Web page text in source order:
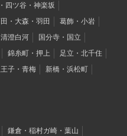
四ツ谷・神楽坂
・大森・羽田
葛飾・小岩
澄白河
国分寺・国立
錦糸町・押上
足立・北千住
子・青梅
新橋・浜松町
鎌倉・稲村ガ崎・葉山